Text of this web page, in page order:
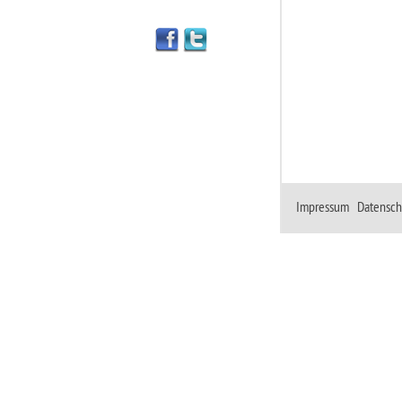
Impressum